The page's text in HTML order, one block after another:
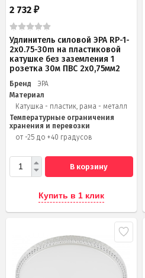
2 732 ₽
Удлинитель силовой ЭРА RP-1-
2x0.75-30m на пластиковой
катушке без заземления 1
розетка 30м ПВС 2х0,75мм2
Бренд
ЭРА
Материал
Катушка - пластик, рама - металл
Температурные ограничения
хранения и перевозки
от -25 до +40 градусов
В корзину
Купить в 1 клик